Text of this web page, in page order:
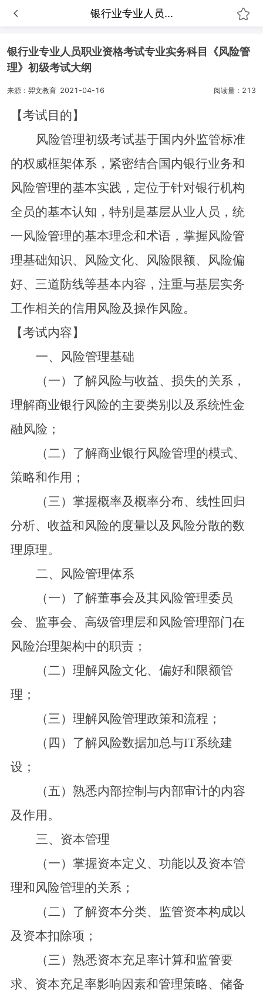
银行业专业人员...
银行业专业人员职业资格考试专业实务科目《风险管
理》初级考试大纲
来源：羿文教育 2021-04-16 阅读量：213
【考试目的】
风险管理初级考试基于国内外监管标准
的权威框架体系，紧密结合国内银行业务和
风险管理的基本实践，定位于针对银行机构
全员的基本认知，特别是基层从业人员，统
一风险管理的基本理念和术语，掌握风险管
理基础知识、风险文化、风险限额、风险偏
好、三道防线等基本内容，注重与基层实务
工作相关的信用风险及操作风险。
【考试内容】
一、风险管理基础
（一）了解风险与收益、损失的关系，
理解商业银行风险的主要类别以及系统性金
融风险；
（二）了解商业银行风险管理的模式、
策略和作用；
（三）掌握概率及概率分布、线性回归
分析、收益和风险的度量以及风险分散的数
理原理。
二、风险管理体系
（一）了解董事会及其风险管理委员
会、监事会、高级管理层和风险管理部门在
风险治理架构中的职责；
（二）理解风险文化、偏好和限额管
理；
（三）理解风险管理政策和流程；
（四）了解风险数据加总与IT系统建
设；
（五）熟悉内部控制与内部审计的内容
及作用。
三、资本管理
（一）掌握资本定义、功能以及资本管
理和风险管理的关系；
（二）了解资本分类、监管资本构成以
及资本扣除项；
（三）熟悉资本充足率计算和监管要
求、资本充足率影响因素和管理策略、储备